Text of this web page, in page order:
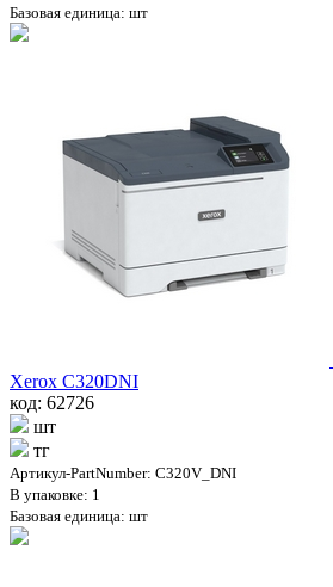
Базовая единица: шт
Xerox C320DNI
код: 62726
шт
тг
Артикул-PartNumber: C320V_DNI
В упаковке: 1
Базовая единица: шт